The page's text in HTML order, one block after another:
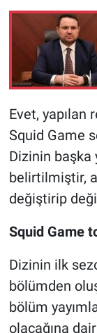
Evet, yapılan
Squid Game
Dizinin başka
belirtilmiştir,
değiştirip
Squid Game
Dizinin ilk
bölümden
bölüm
olacağına